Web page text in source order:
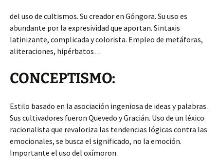
del uso de cultismos. Su creador en Góngora. Su uso es
abundante por la expresividad que aportan. Sintaxis
latinizante, complicada y colorista. Empleo de metáforas,
aliteraciones, hipérbatos…
CONCEPTISMO:
Estilo basado en la asociación ingeniosa de ideas y palabras.
Sus cultivadores fueron Quevedo y Gracián. Uso de un léxico
racionalista que revaloriza las tendencias lógicas contra las
emocionales, se busca el significado, no la emoción.
Importante el uso del oxímoron.